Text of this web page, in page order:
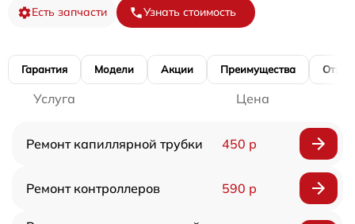
Есть запчасти Узнать стоимость
Гарантия Модели Акции Преимущества
Услуга Цена
Ремонт капиллярной трубки 450 р
Ремонт контроллеров 590 р